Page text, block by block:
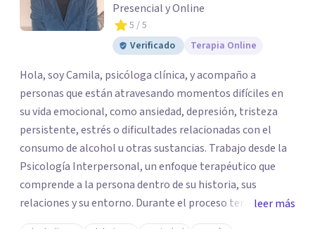
Presencial y Online
5 / 5
Verificado
Terapia Online
Hola, soy Camila, psicóloga clínica, y acompaño a
personas que están atravesando momentos difíciles en
su vida emocional, como ansiedad, depresión, tristeza
persistente, estrés o dificultades relacionadas con el
consumo de alcohol u otras sustancias. Trabajo desde la
Psicología Interpersonal, un enfoque terapéutico que
comprende a la persona dentro de su historia, sus
relaciones y su entorno. Durante el proceso terapéutico
exploramos cómo tus experiencias pasadas, tus vínculos
leer más